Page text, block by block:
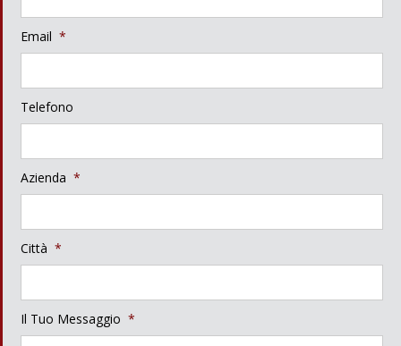
Email *
Telefono
Azienda *
Città *
Il Tuo Messaggio *